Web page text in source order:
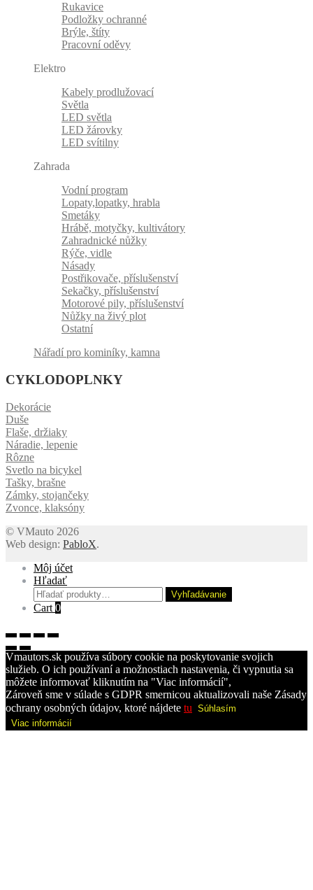
Rukavice
Podložky ochranné
Brýle, štíty
Pracovní oděvy
Elektro
Kabely prodlužovací
Světla
LED světla
LED žárovky
LED svítilny
Zahrada
Vodní program
Lopaty,lopatky, hrabla
Smetáky
Hrábě, motyčky, kultivátory
Zahradnické nůžky
Rýče, vidle
Násady
Postřikovače, příslušenství
Sekačky, příslušenství
Motorové pily, příslušenství
Nůžky na živý plot
Ostatní
Nářadí pro kominíky, kamna
CYKLODOPLNKY
Dekorácie
Duše
Flaše, držiaky
Náradie, lepenie
Rôzne
Svetlo na bicykel
Tašky, brašne
Zámky, stojančeky
Zvonce, klaksóny
© VMauto 2026
Web design: PabloX.
Môj účet
Hľadať
Hľadať:
Vyhľadávanie
Cart 0
Vmautors.sk používa súbory cookie na poskytovanie svojich
služieb. O ich používaní a možnostiach nastavenia, či vypnutia sa
môžete informovať kliknutím na "Viac informácií",
Zároveň sme v súlade s GDPR smernicou aktualizovali naše Zásady
ochrany osobných údajov, ktoré nájdete tu Súhlasím
Viac informácií